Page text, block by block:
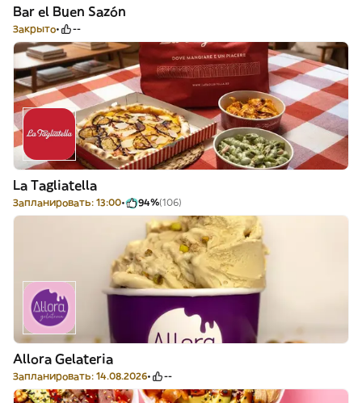
Bar el Buen Sazón
Закрыто --
La Tagliatella
Запланировать: 13:00 94%(106)
Allora Gelateria
Запланировать: 14.08.2026 --